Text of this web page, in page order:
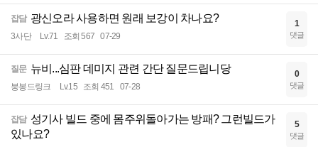
잡담 광신오라 사용하면 원래 보강이 차나요?
3사단 Lv.71 조회 567 07-29
1
댓글
질문 뉴비...심판 데미지 관련 간단 질문드립니당
붕봉드링크 Lv.15 조회 451 07-28
0
댓글
잡담 성기사 빌드 중에 몸주위돌아가는 방패? 그런빌드가
있나요?
5
댓글